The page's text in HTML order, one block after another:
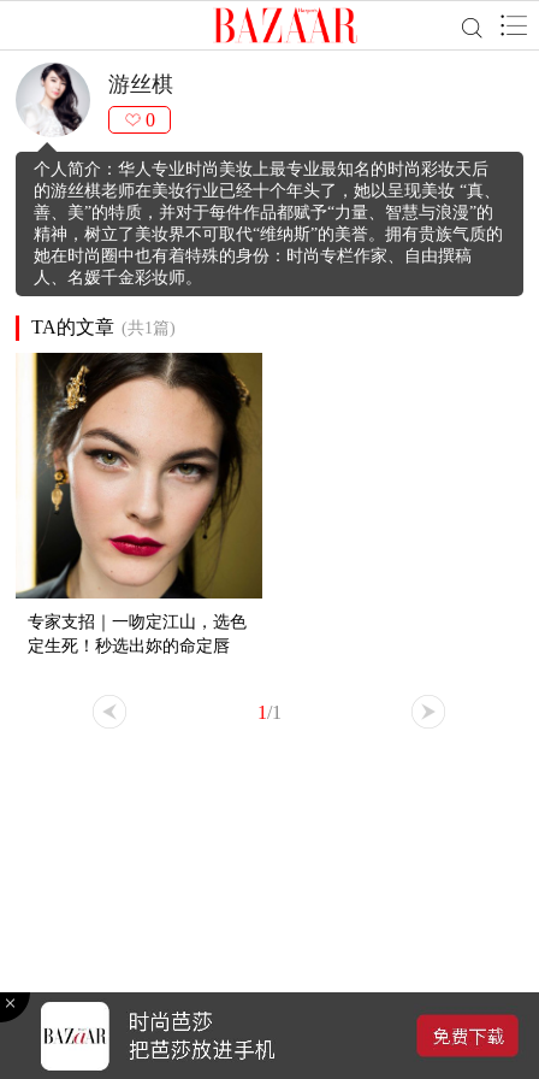
游丝棋
0
个人简介：华人专业时尚美妆上最专业最知名的时尚彩妆天后
的游丝棋老师在美妆行业已经十个年头了，她以呈现美妆 “真、
善、美”的特质，并对于每件作品都赋予“力量、智慧与浪漫”的
精神，树立了美妆界不可取代“维纳斯”的美誉。拥有贵族气质的
她在时尚圈中也有着特殊的身份：时尚专栏作家、自由撰稿
人、名媛千金彩妆师。
TA的文章 (共1篇)
专家支招｜一吻定江山，选色
定生死！秒选出妳的命定唇
1/1